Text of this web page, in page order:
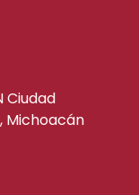
Ciudad
Michoacán